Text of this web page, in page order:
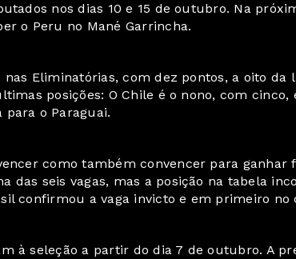
nos dias 10 e 15 de outubro. Na
o Peru no Mané Garrincha.
Eliminatórias, com dez pontos, a oito da
posições: O Chile é o nono, com
o Paraguai.
como também convencer para ganhar
das seis vagas, mas a posição na tabela
confirmou a vaga invicto e em primeiro no
à seleção a partir do dia 7 de outubro. A